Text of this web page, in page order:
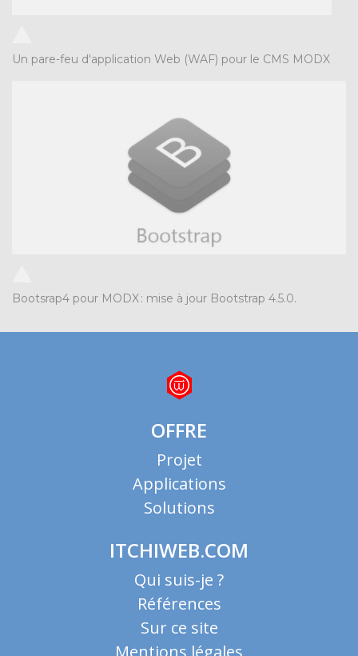
Un pare-feu d'application Web (WAF) pour le CMS MODX
Bootsrap4 pour MODX: mise à jour Bootstrap 4.5.0.
OFFRE
Projet
Applications
Solutions
ITCHIWEB.COM
Qui suis-je ?
Références
Sur ce site
Mentions légales